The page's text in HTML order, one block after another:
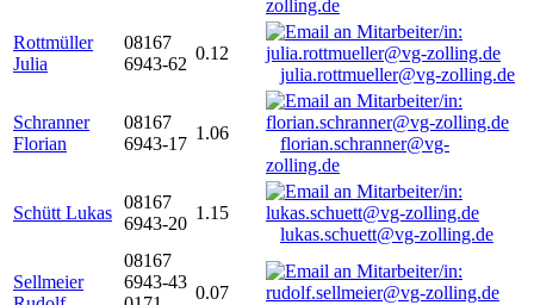
zolling.de
Rottmüller
Julia
08167
6943-62
0.12
julia.rottmueller@vg-zolling.de
Schranner
Florian
08167
6943-17
1.06
florian.schranner@vg-
zolling.de
Schütt Lukas
08167
6943-20
1.15
lukas.schuett@vg-zolling.de
Sellmeier
08167
6943-43
0.07